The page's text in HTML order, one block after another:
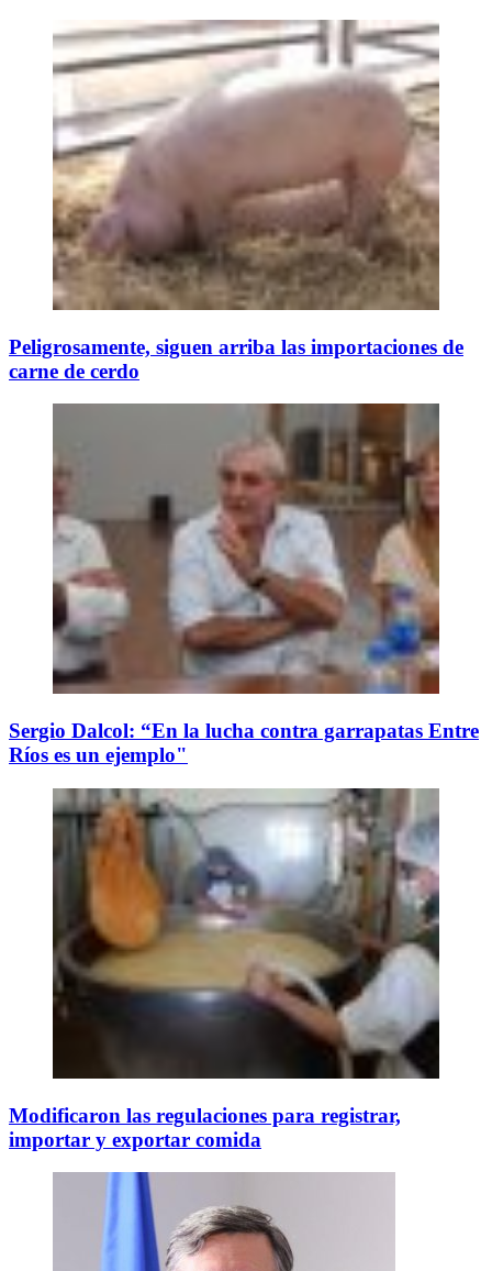
Peligrosamente, siguen arriba las importaciones de
carne de cerdo
Sergio Dalcol: “En la lucha contra garrapatas Entre
Ríos es un ejemplo"
Modificaron las regulaciones para registrar,
importar y exportar comida